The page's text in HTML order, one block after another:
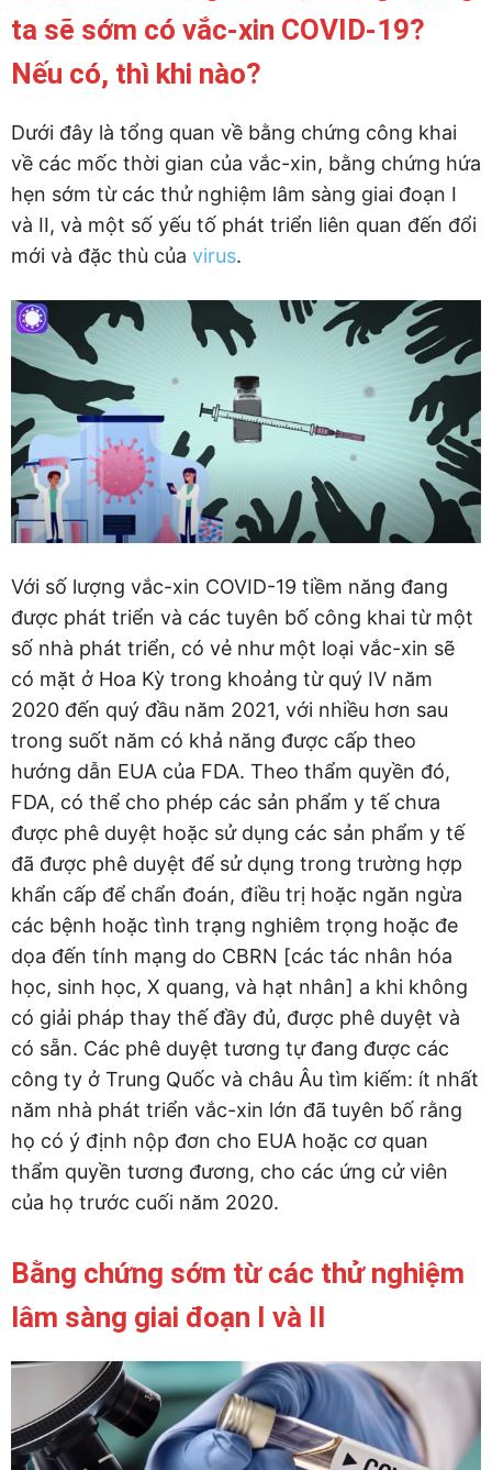
ta sẽ sớm có vắc-xin COVID-19?
Nếu có, thì khi nào?
Dưới đây là tổng quan về bằng chứng công khai
về các mốc thời gian của vắc-xin, bằng chứng hứa
hẹn sớm từ các thử nghiệm lâm sàng giai đoạn I
và II, và một số yếu tố phát triển liên quan đến đổi
mới và đặc thù của virus.
Với số lượng vắc-xin COVID-19 tiềm năng đang
được phát triển và các tuyên bố công khai từ một
số nhà phát triển, có vẻ như một loại vắc-xin sẽ
có mặt ở Hoa Kỳ trong khoảng từ quý IV năm
2020 đến quý đầu năm 2021, với nhiều hơn sau
trong suốt năm có khả năng được cấp theo
hướng dẫn EUA của FDA. Theo thẩm quyền đó,
FDA, có thể cho phép các sản phẩm y tế chưa
được phê duyệt hoặc sử dụng các sản phẩm y tế
đã được phê duyệt để sử dụng trong trường hợp
khẩn cấp để chẩn đoán, điều trị hoặc ngăn ngừa
các bệnh hoặc tình trạng nghiêm trọng hoặc đe
dọa đến tính mạng do CBRN [các tác nhân hóa
học, sinh học, X quang, và hạt nhân] a khi không
có giải pháp thay thế đầy đủ, được phê duyệt và
có sẵn. Các phê duyệt tương tự đang được các
công ty ở Trung Quốc và châu Âu tìm kiếm: ít nhất
năm nhà phát triển vắc-xin lớn đã tuyên bố rằng
họ có ý định nộp đơn cho EUA hoặc cơ quan
thẩm quyền tương đương, cho các ứng cử viên
của họ trước cuối năm 2020.
Bằng chứng sớm từ các thử nghiệm
lâm sàng giai đoạn I và II